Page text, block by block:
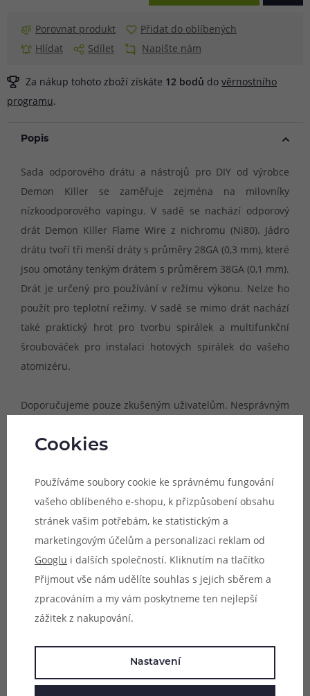
Porovnat produkt
Přidat do oblíbených
Hlídat
Sdílet Napište nám
Za nákup tohoto zboží získáte 12 bodů do věrnostního
programu.
Popis
Sada odporového drátu a nástrojů pro DIY od výrobce
Demon Killer se zaměřuje zejména na milovníky
nízkoodporového vapingu. V sadě se nachází odporový
drát Demon Killer Flame Wire z nichromu (Ni80). Jádro
drátu tvoří tři menší dráty s průměry 28GA (0,3 mm), které
jsou omotány tenkým drátem s průměrem 38GA (0,1 mm).
Drát je určený pro používání v režimu výkonu. Nelze ho
použít pro teplotní režimy. V sadě se mimo drát nachází
také praktický hrot pro tvorbu spirálek a multifunkční
šroubováček pro instalaci hotových spirálek do vašeho
atomizéru.
Doporučujeme pouze zkušeným uživatelům. Nesprávným
Vhodné pro:DL vaping
Typ:3*28GA (3* 0,3 mm) / 38GA (0,1 mm)
Balení:3m odporového drátu + nástroj pro tvorbu
spirálek + multifunkční šroubováček
Parametry
Zeptejte se (0)
Cookies
Používáme soubory cookie ke správnému fungování
vašeho oblíbeného e-shopu, k přizpůsobení obsahu
stránek vašim potřebám, ke statistickým a
marketingovým účelům a personalizaci reklam od
Googlu i dalších společností. Kliknutím na tlačítko
Přijmout vše nám udělíte souhlas s jejich sběrem a
zpracováním a my vám poskytneme ten nejlepší
zážitek z nakupování.
Nastavení